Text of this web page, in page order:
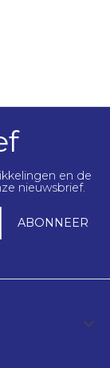
en de
nieuwsbrief.
ABONNEER